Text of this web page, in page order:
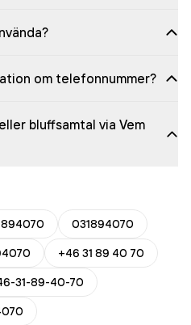
om telefonnummer?
bluffsamtal via Vem
031894070
+46 31 89 40 70
31-89-40-70